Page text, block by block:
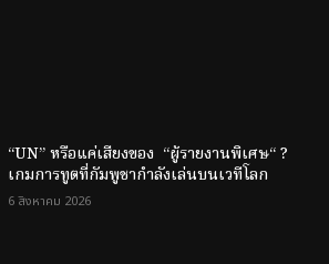
“UN” หรือแค่เสียงของ “ผู้รายงานพิเศษ“ ?
เกมการทูตที่กัมพูชากำลังเล่นบนเวทีโลก
6 สิงหาคม 2026